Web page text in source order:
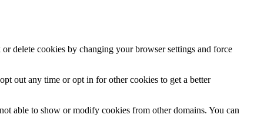
delete cookies by changing your browser settings and force
out any time or opt in for other cookies to get a better
able to show or modify cookies from other domains. You can